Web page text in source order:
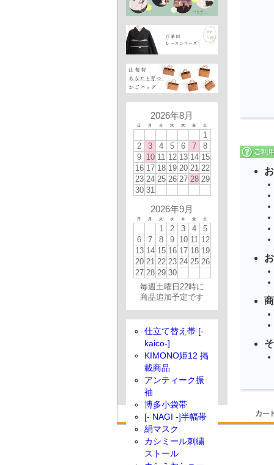
2026年8月
日 月 火 水 木 金 土
1
2
3 4 5 6 7
8
9 10 11 12 13 14 15
16 17 18 19 20 21 22
23 24 25 26 27 28 29
30 31
2026年9月
日 月 火 水 木 金 土
1 2 3 4
5
6
7 8 9 10 11 12
13 14 15 16 17 18 19
20 21 22 23 24 25 26
27 28 29 30
毎週土曜日22時に
商品追加予定です
仕立て替え帯 [-
kaico-]
KIMONO姫12 掲
載商品
アンティーク振
袖
博多小袋帯
[- NAGI -]半幅帯
絹マスク
カシミール刺繍
ストール